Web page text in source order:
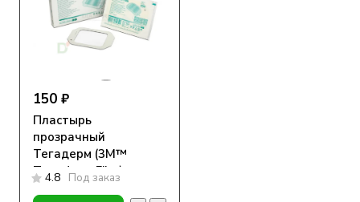
150 ₽
Пластырь
прозрачный
Тегадерм (3M™
Tegaderm Film)
1626W, 10*12см, 1 шт
4.8 Под заказ